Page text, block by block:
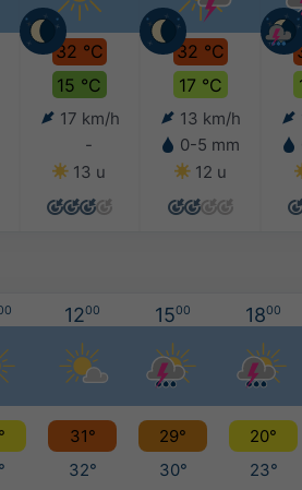
32 °C
15 °C
17 km/h
-
13 u
32 °C
17 °C
13 km/h
0-5 mm
12 u
1200 1500 1800
31° 29° 20°
32° 30° 23°